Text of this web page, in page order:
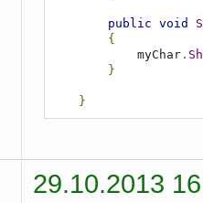
public void
{
            myChar
.
}
}
29.10.2013